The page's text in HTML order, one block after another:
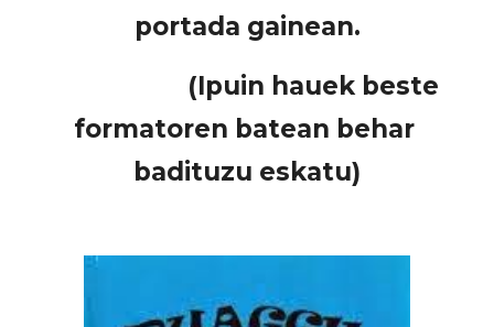
portada gainean.
formatoren batean behar
badituzu eskatu)